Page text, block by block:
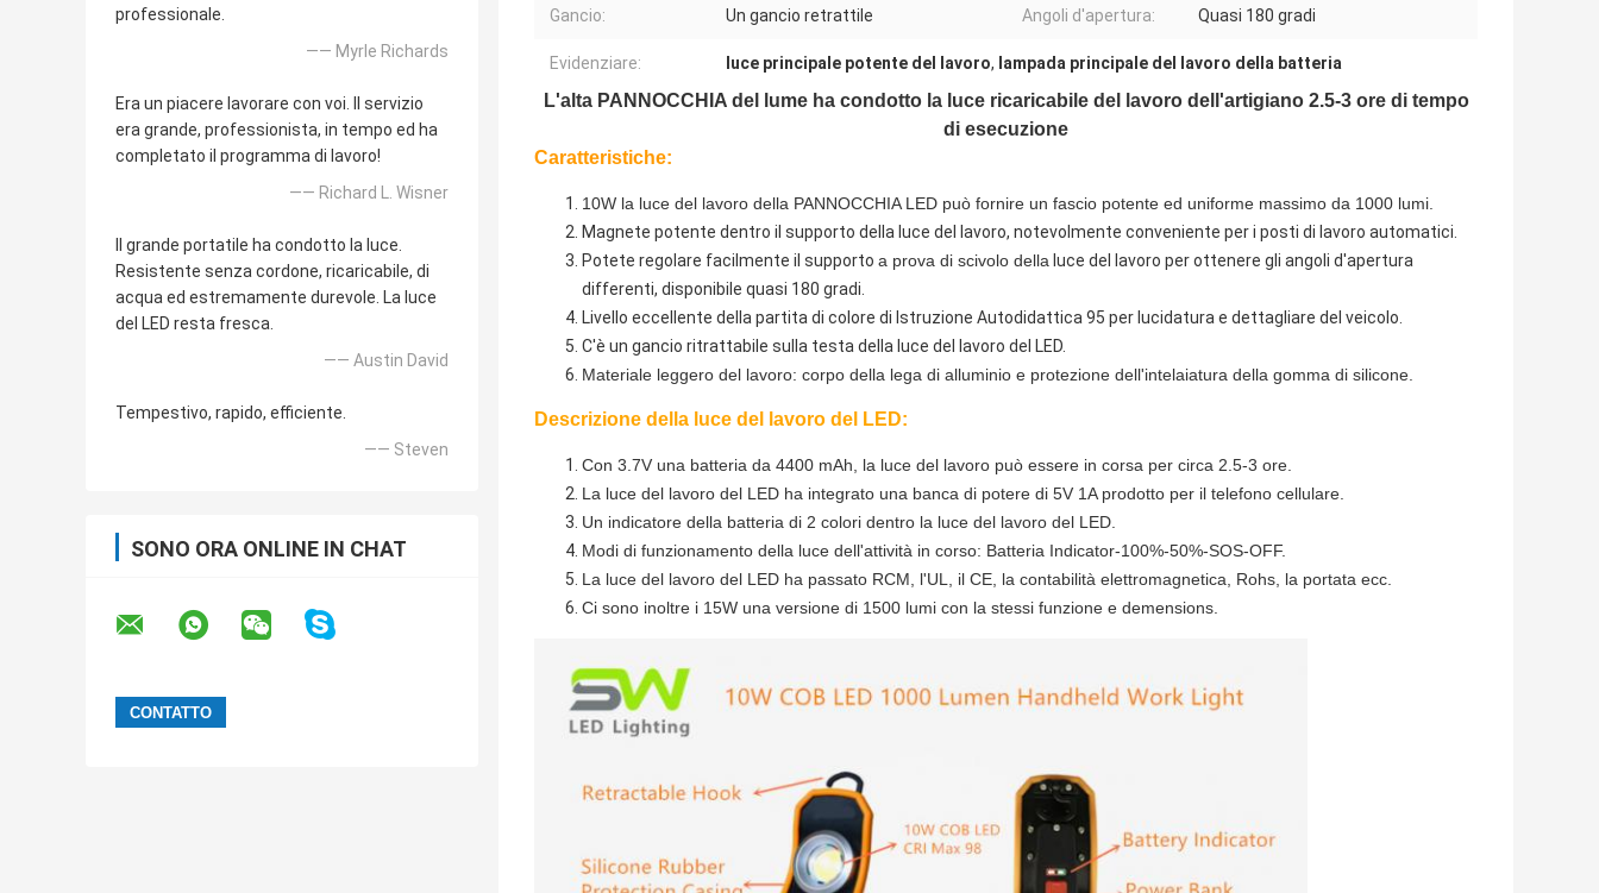
professionale.
—— Myrle Richards
Era un piacere lavorare con voi. Il servizio
era grande, professionista, in tempo ed ha
completato il programma di lavoro!
—— Richard L. Wisner
Il grande portatile ha condotto la luce.
Resistente senza cordone, ricaricabile, di
acqua ed estremamente durevole. La luce
del LED resta fresca.
—— Austin David
Tempestivo, rapido, efficiente.
—— Steven
SONO ORA ONLINE IN CHAT
Gancio: Un gancio retrattile Angoli d'apertura: Quasi 180 gradi
Evidenziare: luce principale potente del lavoro, lampada principale del lavoro della batteria
L'alta PANNOCCHIA del lume ha condotto la luce ricaricabile del lavoro dell'artigiano 2.5-3 ore di tempo
di esecuzione
Caratteristiche:
10W la luce del lavoro della PANNOCCHIA LED può fornire un fascio potente ed uniforme massimo da 1000 lumi.
Magnete potente dentro il supporto della luce del lavoro, notevolmente conveniente per i posti di lavoro automatici.
Potete regolare facilmente il supporto a prova di scivolo della luce del lavoro per ottenere gli angoli d'apertura
differenti, disponibile quasi 180 gradi.
Livello eccellente della partita di colore di Istruzione Autodidattica 95 per lucidatura e dettagliare del veicolo.
C'è un gancio ritrattabile sulla testa della luce del lavoro del LED.
Materiale leggero del lavoro: corpo della lega di alluminio e protezione dell'intelaiatura della gomma di silicone.
Descrizione della luce del lavoro del LED:
Con 3.7V una batteria da 4400 mAh, la luce del lavoro può essere in corsa per circa 2.5-3 ore.
La luce del lavoro del LED ha integrato una banca di potere di 5V 1A prodotto per il telefono cellulare.
Un indicatore della batteria di 2 colori dentro la luce del lavoro del LED.
Modi di funzionamento della luce dell'attività in corso: Batteria Indicator-100%-50%-SOS-OFF.
La luce del lavoro del LED ha passato RCM, l'UL, il CE, la contabilità elettromagnetica, Rohs, la portata ecc.
Ci sono inoltre i 15W una versione di 1500 lumi con la stessi funzione e demensions.